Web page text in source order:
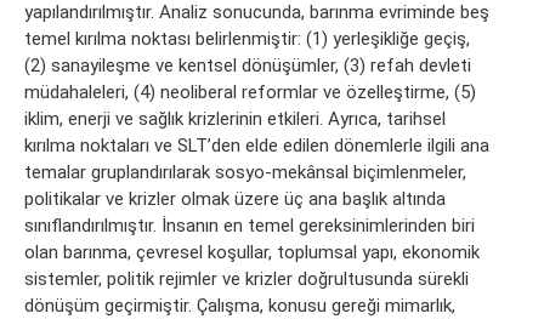
yapılandırılmıştır. Analiz sonucunda, barınma evriminde beş
temel kırılma noktası belirlenmiştir: (1) yerleşikliğe geçiş,
(2) sanayileşme ve kentsel dönüşümler, (3) refah devleti
müdahaleleri, (4) neoliberal reformlar ve özelleştirme, (5)
iklim, enerji ve sağlık krizlerinin etkileri. Ayrıca, tarihsel
kırılma noktaları ve SLT’den elde edilen dönemlerle ilgili ana
temalar gruplandırılarak sosyo-mekânsal biçimlenmeler,
politikalar ve krizler olmak üzere üç ana başlık altında
sınıflandırılmıştır. İnsanın en temel gereksinimlerinden biri
olan barınma, çevresel koşullar, toplumsal yapı, ekonomik
sistemler, politik rejimler ve krizler doğrultusunda sürekli
dönüşüm geçirmiştir. Çalışma, konusu gereği mimarlık,